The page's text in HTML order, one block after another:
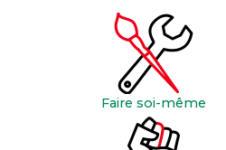
Faire soi-même